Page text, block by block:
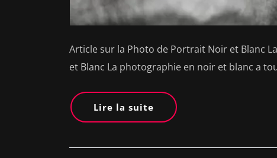
Article sur la Photo de Portrait Noir et Blanc
et Blanc La photographie en noir et blanc a
Lire la suite